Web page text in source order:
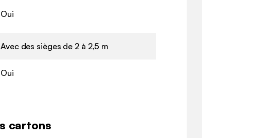
Oui
Avec des sièges de 2 à 2,5 m
Oui
cartons